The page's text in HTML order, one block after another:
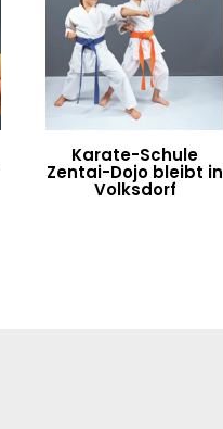
Karate-Schule
Zentai-Dojo bleibt in
Volksdorf